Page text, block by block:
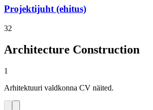
Projektijuht (ehitus)
32
Architecture Construction
1
Arhitektuuri valdkonna CV näited.